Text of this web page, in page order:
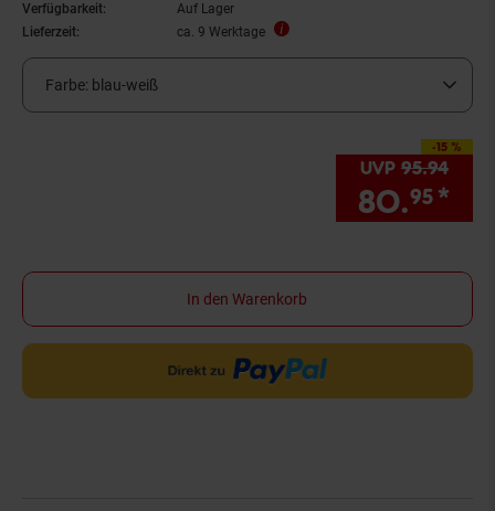
Verfügbarkeit:
Auf Lager
Lieferzeit:
ca. 9 Werktage
Farbe: blau-weiß
-15 %
Sie Sparen 15
UVP 95.94UVP
80.95 *
In den Warenkorb